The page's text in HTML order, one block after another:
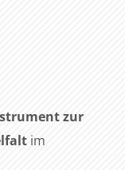
zur
im